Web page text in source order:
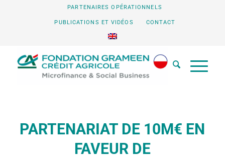
PARTENAIRES OPÉRATIONNELS
PUBLICATIONS ET VIDÉOS CONTACT
PARTENARIAT DE 10M€ EN
FAVEUR DE